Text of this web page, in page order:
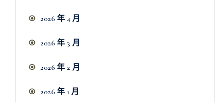
2026 年 4 月
2026 年 3 月
2026 年 2 月
2026 年 1 月